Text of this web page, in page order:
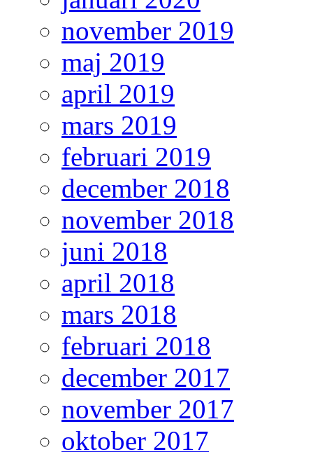
november 2019
maj 2019
april 2019
mars 2019
februari 2019
december 2018
november 2018
juni 2018
april 2018
mars 2018
februari 2018
december 2017
november 2017
oktober 2017